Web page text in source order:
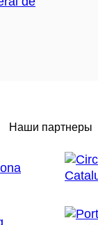
Наши партнеры